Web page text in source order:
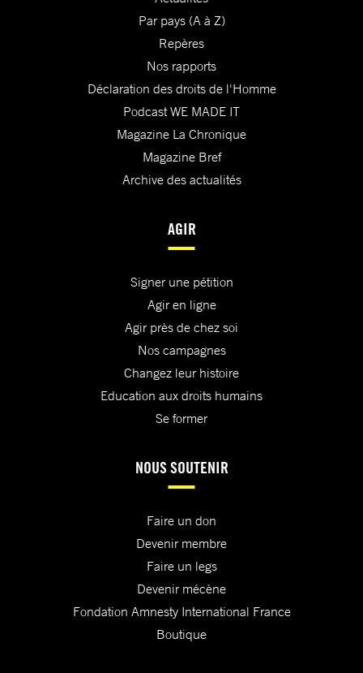
Par pays (A à Z)
Repères
Nos rapports
Déclaration des droits de l'Homme
Podcast WE MADE IT
Magazine La Chronique
Magazine Bref
Archive des actualités
AGIR
Signer une pétition
Agir en ligne
Agir près de chez soi
Nos campagnes
Changez leur histoire
Education aux droits humains
Se former
NOUS SOUTENIR
Faire un don
Devenir membre
Faire un legs
Devenir mécène
Fondation Amnesty International France
Boutique